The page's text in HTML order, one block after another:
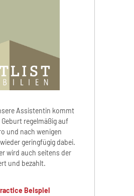
Assistentin kommt
regelmäßig auf
und nach wenigen
geringfügig dabei.
wird auch seitens der
und bezahlt.
Beispiel